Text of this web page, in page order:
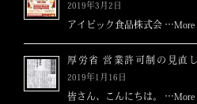
ン
2019年3月2日
アイビック食品株式会 …More
厚労省 営業許可制の見直し
2019年1月16日
皆さん、こんにちは。 …More